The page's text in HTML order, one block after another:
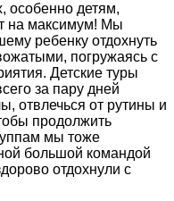
детям,
на максимум! Мы
ребенку отдохнуть
погружаясь с
Детские туры
за пару дней
отвлечься от рутины и
продолжить
мы тоже
большой командой
отдохнули с